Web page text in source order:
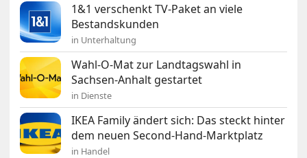
1&1 verschenkt TV-Paket an viele
Bestandskunden
in Unterhaltung
Wahl-O-Mat zur Landtagswahl in
Sachsen-Anhalt gestartet
in Dienste
IKEA Family ändert sich: Das steckt hinter
dem neuen Second-Hand-Marktplatz
in Handel